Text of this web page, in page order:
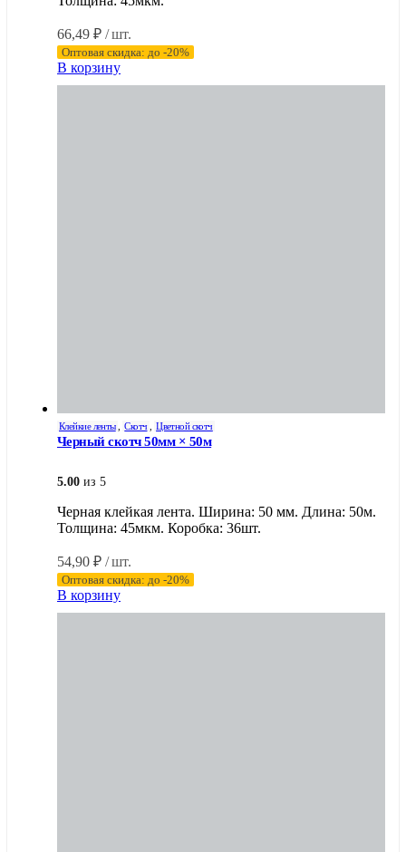
66,49 ₽ / шт.
Оптовая скидка: до -20%
В корзину
Клейкие ленты, Скотч , Цветной скотч
Черный скотч 50мм × 50м
5.00 из 5
Черная клейкая лента. Ширина: 50 мм. Длина: 50м.
Толщина: 45мкм. Коробка: 36шт.
54,90 ₽ / шт.
Оптовая скидка: до -20%
В корзину